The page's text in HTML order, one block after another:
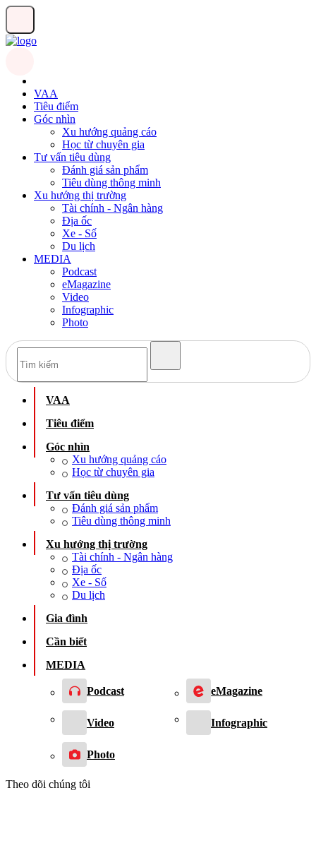
VAA
Tiêu điểm
Góc nhìn
Xu hướng quảng cáo
Học từ chuyên gia
Tư vấn tiêu dùng
Đánh giá sản phẩm
Tiêu dùng thông minh
Xu hướng thị trường
Tài chính - Ngân hàng
Địa ốc
Xe - Số
Du lịch
MEDIA
Podcast
eMagazine
Video
Infographic
Photo
VAA
Tiêu điểm
Góc nhìn
Xu hướng quảng cáo
Học từ chuyên gia
Tư vấn tiêu dùng
Đánh giá sản phẩm
Tiêu dùng thông minh
Xu hướng thị trường
Tài chính - Ngân hàng
Địa ốc
Xe - Số
Du lịch
Gia đình
Cần biết
MEDIA
Podcast eMagazine
Video Infographic
Photo
Theo dõi chúng tôi